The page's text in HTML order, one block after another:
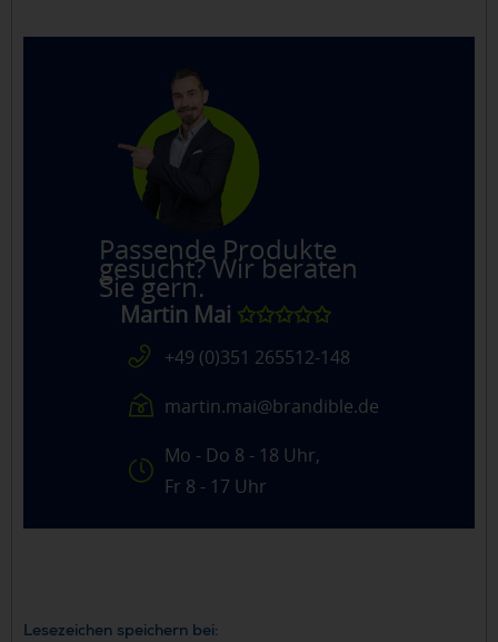
Passende Produkte
gesucht? Wir beraten
Sie gern.
Martin Mai ✩✩✩✩✩
+49 (0)351 265512-148
martin.mai@brandible.de
Mo - Do 8 - 18 Uhr,
Fr 8 - 17 Uhr
Lesezeichen speichern bei: